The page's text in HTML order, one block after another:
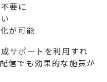
要に
が可能
サポートを利用すれ
信でも効果的な施策が